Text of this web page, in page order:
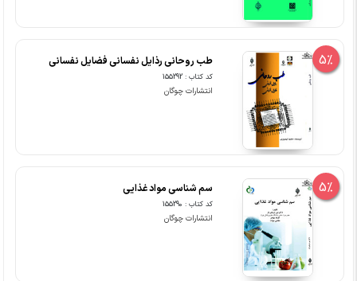
5% طب روحانی رذایل نفسانی فضایل نفسانی
کد کتاب : 155292
انتشارات چوگان
5% سم شناسی مواد غذایی
کد کتاب : 155290
انتشارات چوگان